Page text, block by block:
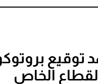
توقيع
الخاص